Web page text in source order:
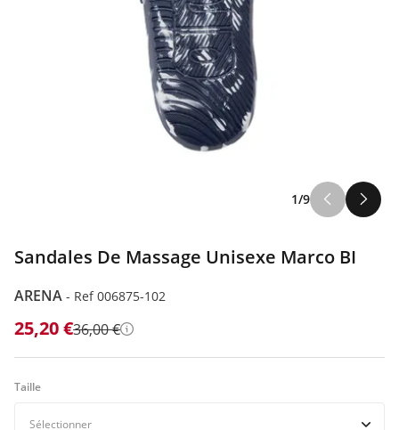
1/9
Sandales De Massage Unisexe Marco BI
ARENA - Ref 006875-102
25,20 €36,00 € Détails
Taille